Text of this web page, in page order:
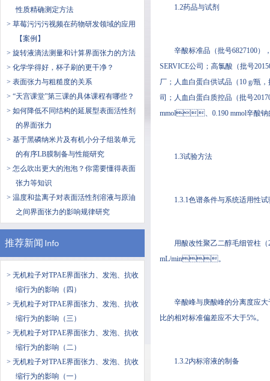
性质精确测定方法
> 草莓污污污视频在药物研发领域的应用
【案例】
> 旋转液滴法测量和计算界面张力的方法
> 化学学得好，杯子刷的更干净？
> 表面张力与粗糙度的关系
> “天宫课堂”第三课的具体课程有哪些？
> 如何降低不同结构的延展型表面活性剂
的界面张力
> 基于黑磷纳米片及有机小分子组装单元
的有序LB膜制备与性能研究
> 怎么吹出更大的泡泡？你需要懂得表面
张力等知识
> 温度和盐离子对表面活性剂溶液与原油
之间界面张力的影响规律研究
推荐新闻 Info
> 无机粒子对TPAE界面张力、发泡、抗收
缩行为的影响（四）
> 无机粒子对TPAE界面张力、发泡、抗收
缩行为的影响（三）
> 无机粒子对TPAE界面张力、发泡、抗收
缩行为的影响（二）
> 无机粒子对TPAE界面张力、发泡、抗收
缩行为的影响（一）
1.2药品与试剂
辛酸标准品（批号6827100）
SERVICE公司；高氯酸（批号
厂；人血白蛋白供试品（10 g/瓶，
司；人血白蛋白质控品（批号
mmol、0.190 mmol辛酸钠的
1.3试验方法
1.3.1色谱条件与系统适用性试
用酸改性聚乙二醇毛细管柱（20
mL/min。
辛酸峰与庚酸峰的分离度应大于
比的相对标准偏差应不大于5%。
1.3.2内标溶液的制备